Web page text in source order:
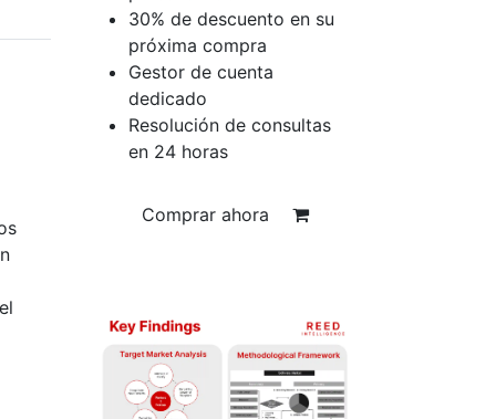
30% de descuento en su
próxima compra
Gestor de cuenta
dedicado
Resolución de consultas
en 24 horas
Comprar ahora